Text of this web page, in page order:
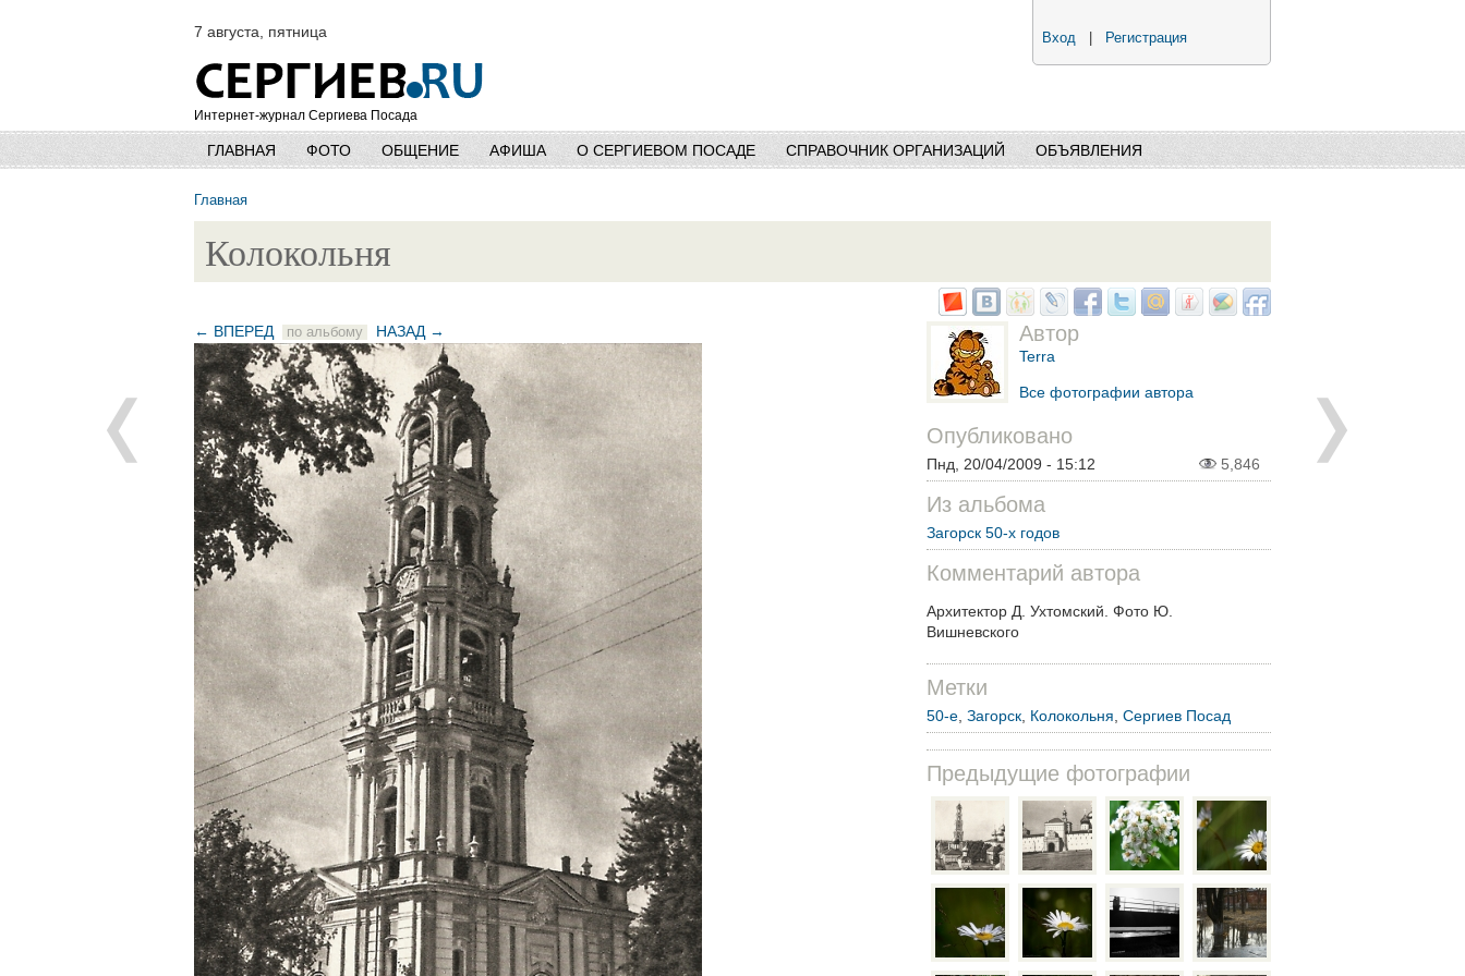
7 августа, пятница
Интернет-журнал Сергиева Посада
Вход Регистрация
ГЛАВНАЯ ФОТО ОБЩЕНИЕ АФИША О СЕРГИЕВОМ ПОСАДЕ СПРАВОЧНИК ОРГАНИЗАЦИЙ ОБЪЯВЛЕНИЯ
Главная
Колокольня
← ВПЕРЕД по альбому НАЗАД → Автор
Terra
Все фотографии автора
5,846
Опубликовано
Пнд, 20/04/2009 - 15:12
Из альбома
Загорск 50-х годов
Комментарий автора
Архитектор Д. Ухтомский. Фото Ю.
Вишневского
Метки
50-е, Загорск, Колокольня, Сергиев Посад
Предыдущие фотографии